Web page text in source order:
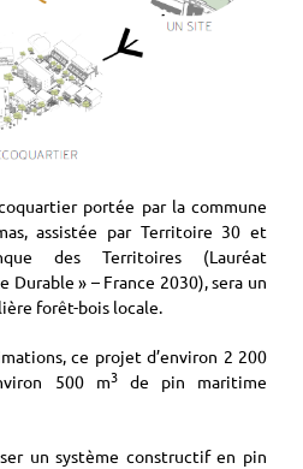
portée par la commune
assistée par Territoire 30 et
des Territoires (Lauréat
» – France 2030), sera un
forêt-bois locale.
ce projet d’environ 2 200
500 m3de pin maritime
un système constructif en pin